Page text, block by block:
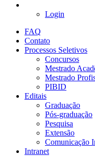
Login
FAQ
Contato
Processos Seletivos
Concursos
Mestrado
Mestrado
PIBID
Editais
Graduação
Pós-graduação
Pesquisa
Extensão
Comunicação
Intranet